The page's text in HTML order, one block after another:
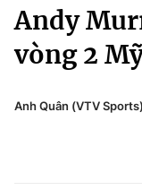
Chuyên mục
Chính trị
Pháp luật
Kinh tế
Thể thao
Văn hóa -
Andy
vòng 2
Anh Quân (VTV Sports)